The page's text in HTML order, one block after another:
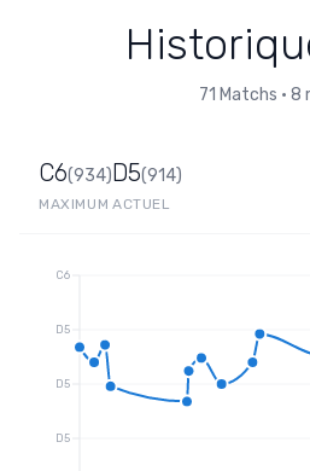
71 Matchs • 8
C6(934)
MAXIMUM
D5(914)
ACTUEL
D5
D5
D5
C6